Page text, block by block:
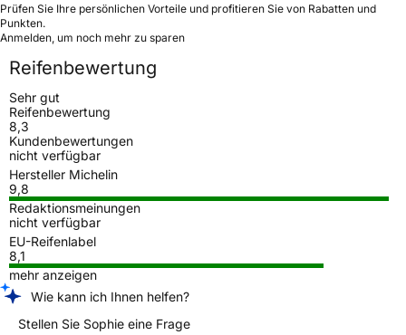
Prüfen Sie Ihre persönlichen Vorteile und profitieren Sie von Rabatten und
Punkten.
Anmelden, um noch mehr zu sparen
Reifenbewertung
Sehr gut
Reifenbewertung
8,3
Kundenbewertungen
nicht verfügbar
Hersteller Michelin
9,8
Redaktionsmeinungen
nicht verfügbar
EU-Reifenlabel
8,1
mehr anzeigen
Wie kann ich Ihnen helfen?
Stellen Sie Sophie eine Frage